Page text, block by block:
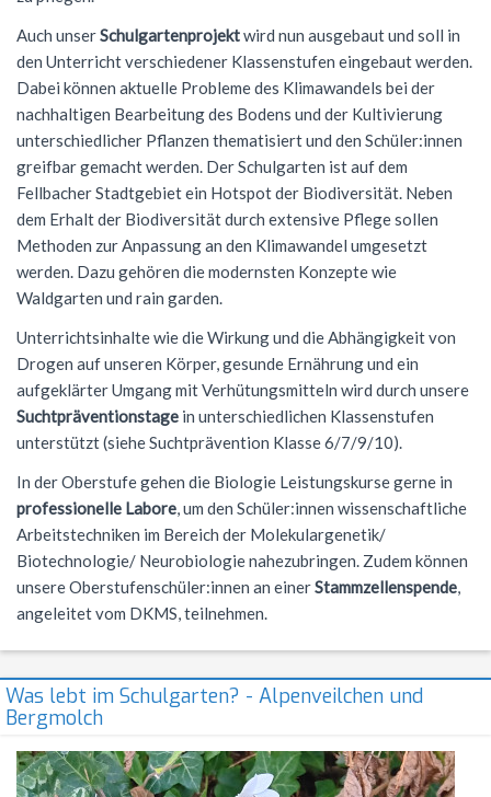
Förderverein
Aktuelles
Zweck des Vereins
Antragsformulare für Förderung
Service
Kontakt
Mensaverein
Verein ehemaliger Schüler
Geschichte
Wiederholung
Beglaubigung und Neuausstellung
Cambridge Certificate
Bio-AG
DELF-AG
Technik-AG
Theater-AG
Politik-AG
Schülerzeitung
Schulsanitäter
Mkid - Mathe kann ich doch!
Schülernachhilfe
Studium und Beruf (BOGY)
Studium und Beruf (BOGY)
Klassen 8-10
Jahrgangsstufe
Sucht- und Gewaltprävention
Sozialpraktikum
Bildungspartnerschaft
Evangelische Religion
Französisch
Warum Französisch?
Kursstufe
Austausch
DELF
Außerunterrichtliche Veranstaltungen
Gemeinschaftskunde
Geographie
Informatik
G9: Informatik und Medienbildung
G8: IMP (Informatik, Mathematik, Physik)
Italienisch
Warum Italienisch?
Italienisch als 3. Fremdsprache
Italienisch lernen
Kursstufe
Nützliche Adressen
Katholische Religion
Literatur und Theater
Mathematik
Wettbewerbe
Verschiedenes
NWT
Physik
Notentabellen
Sportbrief
FSG Bigband
Orchester Klassen 5-7
Chor Klassen 5-7
Italien-Austausch
Jugend trainiert für Olympia
Theater
Schoolwear FSG
Krankmeldung
Ferienpläne
Anfahrt
Lernmittel
Anmeldung Klasse 5
Schulanmeldung
Datenschutz
Impressum
Auch unserSchulgartenprojektwird nun ausgebaut und soll in
den Unterricht verschiedener Klassenstufen eingebaut werden.
Dabei können aktuelle Probleme des Klimawandels bei der
nachhaltigen Bearbeitung des Bodens und der Kultivierung
unterschiedlicher Pflanzen thematisiert und den Schüler:innen
greifbar gemacht werden. Der Schulgarten ist auf dem
Fellbacher Stadtgebiet ein Hotspot der Biodiversität. Neben
dem Erhalt der Biodiversität durch extensive Pflege sollen
Methoden zur Anpassung an den Klimawandel umgesetzt
werden. Dazu gehören die modernsten Konzepte wie
Waldgarten und rain garden.
Unterrichtsinhalte wie die Wirkung und die Abhängigkeit von
Drogen auf unseren Körper, gesunde Ernährung und ein
aufgeklärter Umgang mit Verhütungsmitteln wird durch unsere
Suchtpräventionstage in unterschiedlichen Klassenstufen
unterstützt (siehe Suchtprävention Klasse 6/7/9/10).
In der Oberstufe gehen die Biologie Leistungskurse gerne in
professionelle Labore, um den Schüler:innen wissenschaftliche
Arbeitstechniken im Bereich der Molekulargenetik/
Biotechnologie/ Neurobiologie nahezubringen. Zudem können
unsere Oberstufenschüler:innen an einerStammzellenspende,
angeleitet vom DKMS, teilnehmen.
Was lebt im Schulgarten? - Alpenveilchen und
Bergmolch